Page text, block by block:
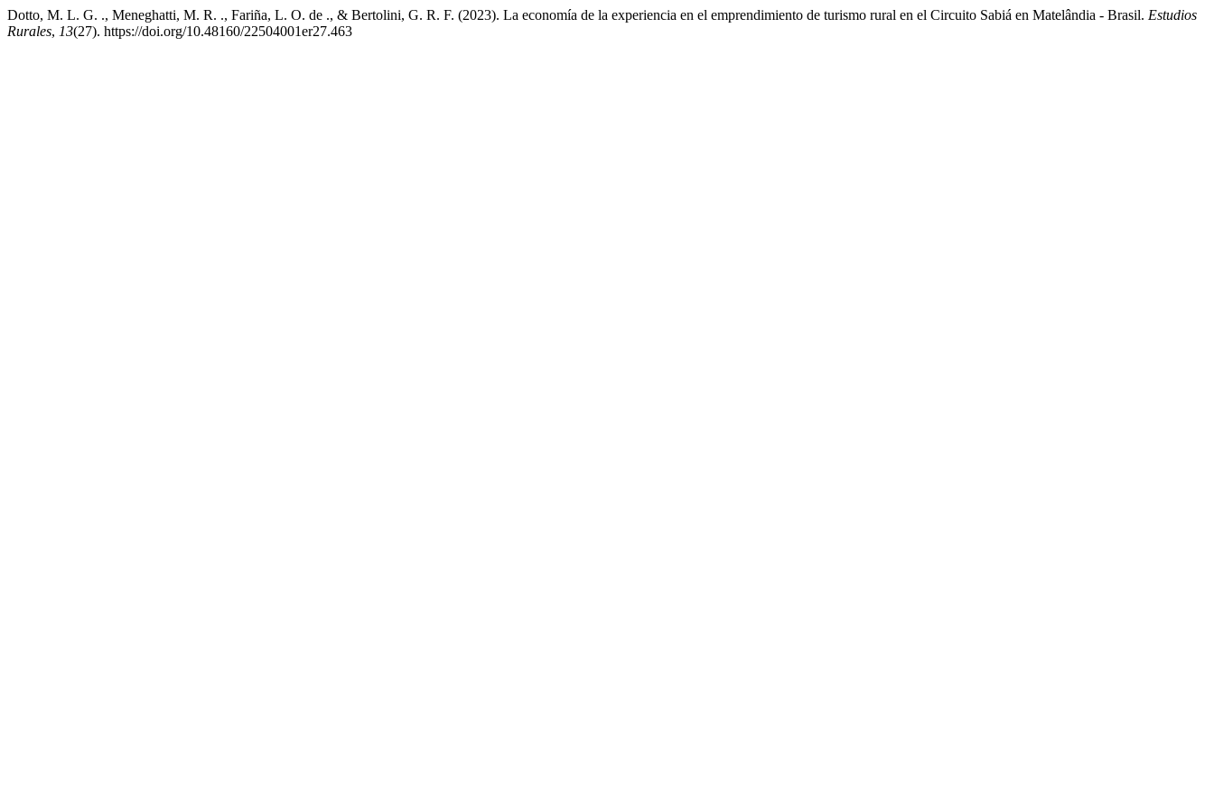
Dotto, M. L. G. ., Meneghatti, M. R. ., Fariña, L. O. de ., & Bertolini, G. R. F. (2023). La economía de la experiencia en el emprendimiento de turismo rural en el Circuito Sabiá en Matelândia - Brasil. Estudios
Rurales, 13(27). https://doi.org/10.48160/22504001er27.463